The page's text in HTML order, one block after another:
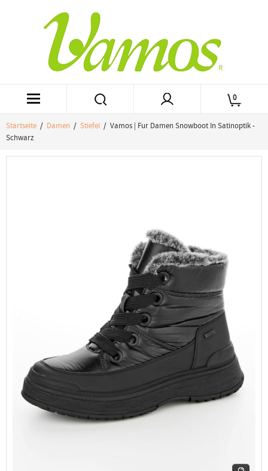
0
Startseite / Damen / Stiefel / Vamos | Fur Damen Snowboot In Satinoptik -
Schwarz